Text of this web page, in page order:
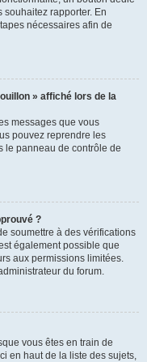
souhaitez rapporter. En
nécessaires afin de
» affiché lors de la
messages que vous
pouvez reprendre les
le panneau de contrôle de
?
soumettre à des vérifications
également possible que
aux permissions limitées.
du forum.
vous êtes en train de
en haut de la liste des sujets,